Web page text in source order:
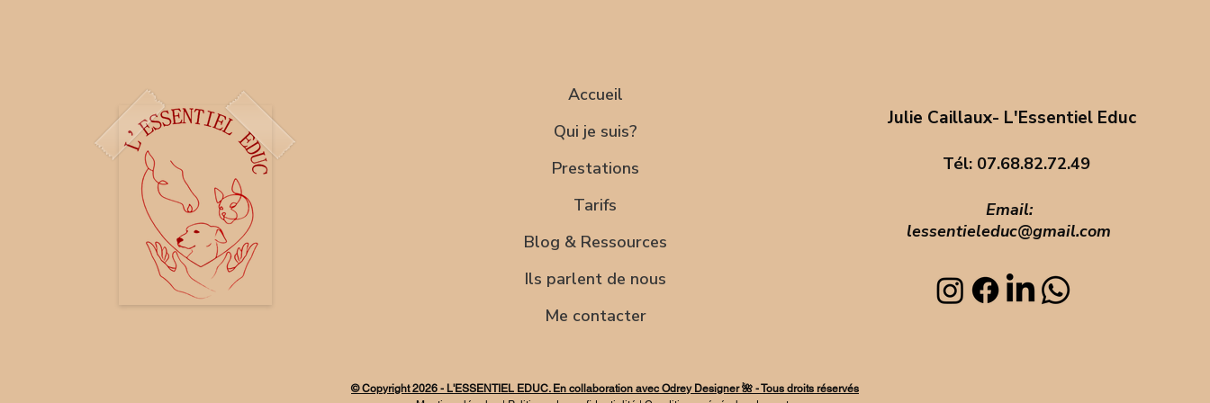
Accueil
Qui je suis?
Prestations
Tarifs
Blog & Ressources
Ils parlent de nous
Me contacter
Julie Caillaux- L'Essentiel Educ
Tél: 07.68.82.72.49
Email:
lessentieleduc@gmail.com
© Copyright 2026 - L'ESSENTIEL EDUC. En collaboration avec Odrey Designer 🌺 - Tous droits réservés